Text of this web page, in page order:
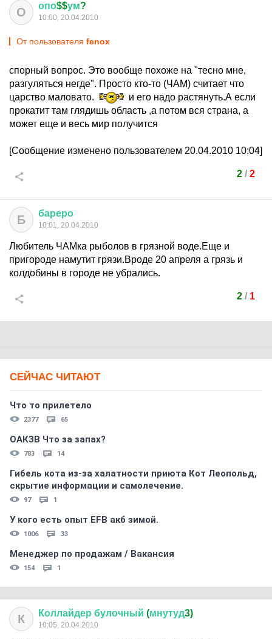
О опо$$ум?
10:00, 20.04.2010
От пользователя fenox
спорный вопрос. Это вообще похоже на "тесно мне,
разгуляться негде". Просто кто-то (ЧАМ) считает что
царство маловато.
и его надо растянуть.А если
прокатит там глядишь область ,а потом вся страна, а
может еще и весь мир получится
[Сообщение изменено пользователем 20.04.2010 10:04]
2/ 2
Б бареро
10:01, 20.04.2010
Любитель ЧАМка рыболов в грязной воде.Еще и
пригороде намутит грязи.Вроде 20 апреля а грязь и
колдобины в городе не убрались.
2/ 1
СЕЙЧАС ЧИТАЮТ
Что то прилетело
2377 65
ОАКЗВ Что за запах?
783 14
Гибель кота из-за халатности приюта Кот Леопольд,
скрытиe информации и самолечение.
97 1
У кого есть опыт EFB акб зимой.
1006 33
Менеджер по продажам / Вакансия
154 1
К Коллайдер булочный (мнутуд3)
10:05, 20.04.2010